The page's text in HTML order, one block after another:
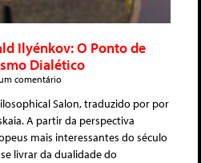
Ilyénkov: O Ponto de
Dialético
comentário
Salon, traduzido por por
A partir da perspectiva
mais interessantes do século
livrar da dualidade do